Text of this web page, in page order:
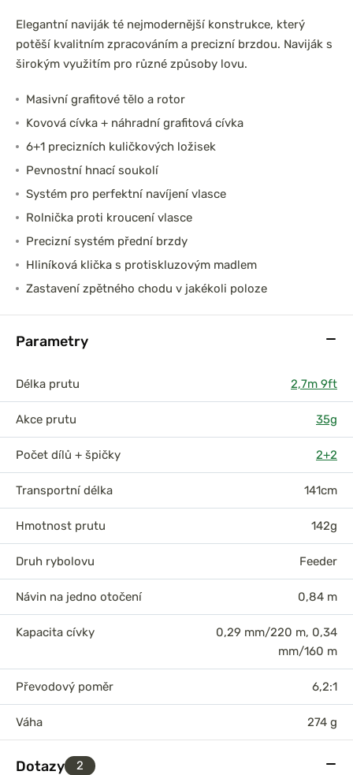
Elegantní naviják té nejmodernější konstrukce, který
potěší kvalitním zpracováním a precizní brzdou. Naviják s
širokým využitím pro různé způsoby lovu.
Masivní grafitové tělo a rotor
Kovová cívka + náhradní grafitová cívka
6+1 precizních kuličkových ložisek
Pevnostní hnací soukolí
Systém pro perfektní navíjení vlasce
Rolnička proti kroucení vlasce
Precizní systém přední brzdy
Hliníková klička s protiskluzovým madlem
Zastavení zpětného chodu v jakékoli poloze
Parametry
Délka prutu 2,7m 9ft
Akce prutu 35g
Počet dílů + špičky 2+2
Transportní délka 141cm
Hmotnost prutu 142g
Druh rybolovu Feeder
Návin na jedno otočení 0,84 m
Kapacita cívky
0,29 mm/220 m, 0,34
mm/160 m
Převodový poměr 6,2:1
Váha 274 g
Dotazy 2